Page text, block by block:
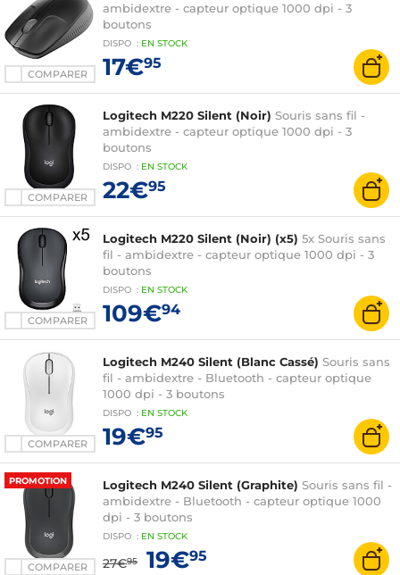
COMPARER
ambidextre - capteur optique 1000 dpi - 3
boutons
DISPO : EN STOCK
17€95
COMPARER
Logitech M220 Silent (Noir) Souris sans fil -
ambidextre - capteur optique 1000 dpi - 3
boutons
DISPO : EN STOCK
22€95
COMPARER
Logitech M220 Silent (Noir) (x5) 5x Souris sans
fil - ambidextre - capteur optique 1000 dpi - 3
boutons
DISPO : EN STOCK
109€94
COMPARER
Logitech M240 Silent (Blanc Cassé) Souris sans
fil - ambidextre - Bluetooth - capteur optique
1000 dpi - 3 boutons
DISPO : EN STOCK
19€95
PROMOTION
COMPARER
Logitech M240 Silent (Graphite) Souris sans fil -
ambidextre - Bluetooth - capteur optique 1000
dpi - 3 boutons
DISPO : EN STOCK
27€95 19€95